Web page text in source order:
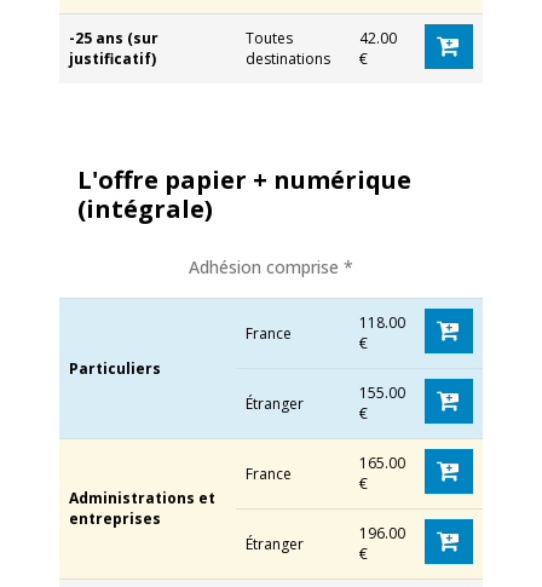
-25 ans (sur
justificatif)
Toutes
destinations
42.00
€
L'offre papier + numérique
(intégrale)
Adhésion comprise *
Particuliers
France
118.00
€
Étranger
155.00
€
Administrations et
entreprises
France
165.00
€
Étranger
196.00
€